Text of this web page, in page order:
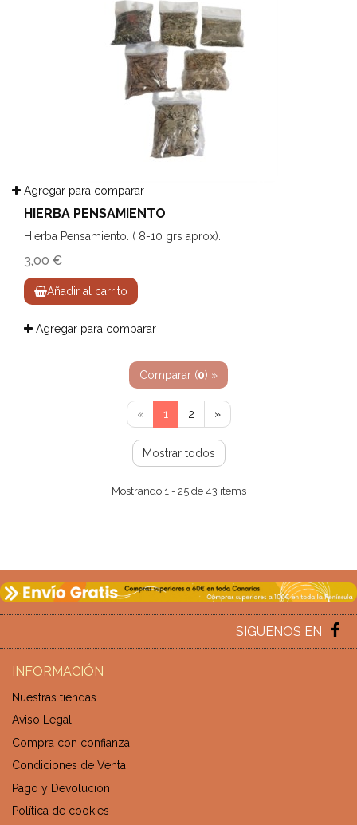
Agregar para comparar
HIERBA PENSAMIENTO
Hierba Pensamiento. ( 8-10 grs aprox).
3,00 €
Añadir al carrito
Agregar para comparar
Comparar (0) »
« 1 2 »
Mostrar todos
Mostrando 1 - 25 de 43 items
SIGUENOS EN
INFORMACIÓN
Nuestras tiendas
Aviso Legal
Compra con confianza
Condiciones de Venta
Pago y Devolución
Política de cookies